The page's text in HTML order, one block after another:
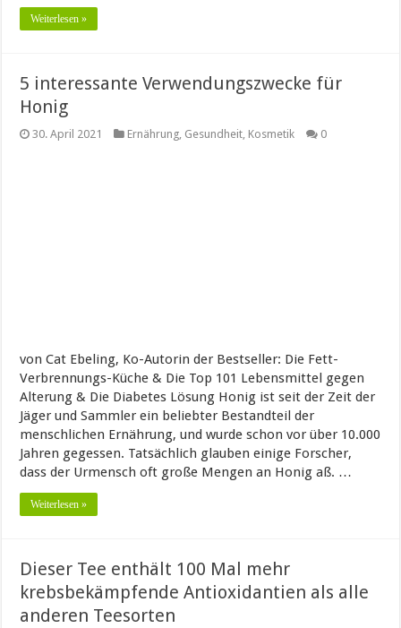
Weiterlesen »
5 interessante Verwendungszwecke für
Honig
30. April 2021 Ernährung Gesundheit Kosmetik 0
von Cat Ebeling, Ko-Autorin der Bestseller: Die Fett-
Verbrennungs-Küche & Die Top 101 Lebensmittel gegen
Alterung & Die Diabetes Lösung Honig ist seit der Zeit der
Jäger und Sammler ein beliebter Bestandteil der
menschlichen Ernährung, und wurde schon vor über 10.000
Jahren gegessen. Tatsächlich glauben einige Forscher,
dass der Urmensch oft große Mengen an Honig aß. …
Weiterlesen »
Dieser Tee enthält 100 Mal mehr
krebsbekämpfende Antioxidantien als alle
anderen Teesorten